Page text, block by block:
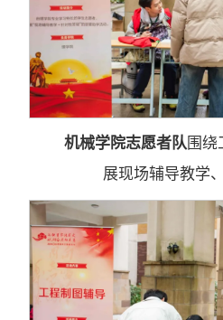
机械学院志愿者队 围
展现场辅导教学